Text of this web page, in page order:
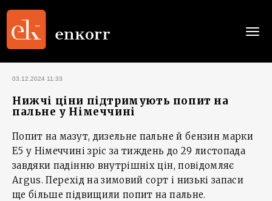
03.12.2024 11:33
Нижчі ціни підтримують попит на
пальне у Німеччині
Попит на мазут, дизельне пальне й бензин марки
E5 у Німеччині зріс за тиждень до 29 листопада
завдяки падінню внутрішніх цін, повідомляє
Argus. Перехід на зимовий сорт і низькі запаси
ще більше підвищили попит на пальне.